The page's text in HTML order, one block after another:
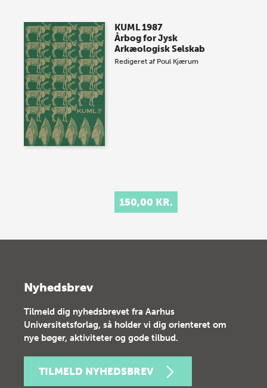
KUML 1987
Årbog for Jysk
Arkæologisk Selskab
Redigeret af Poul Kjærum
150,00 KR.
Nyhedsbrev
Tilmeld dig nyhedsbrevet fra Aarhus
Universitetsforlag, så holder vi dig orienteret om
nye bøger, aktiviteter og gode tilbud.
TILMELD NYHEDSBREV